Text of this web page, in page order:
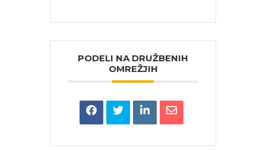
PODELI NA DRUŽBENIH
OMREŽJIH